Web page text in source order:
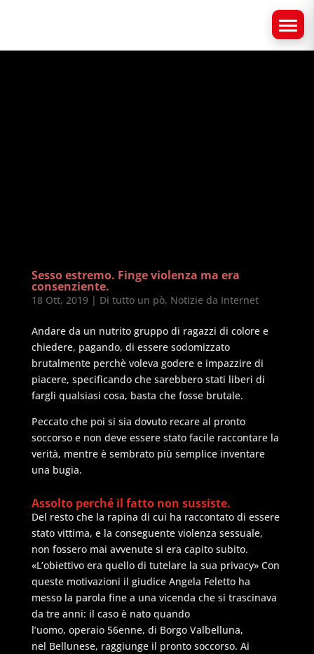
Sesso estremo. Finge violenza ma era
consenziente.
18 Ott, 2019| Di tutto un pò, Notizie da Internet
Andare da un nutrito gruppo di ragazzi di colore e
chiedere, pagando, di essere sodomizzato
brutalmente perchè voleva godere e impazzire di
piacere, specificando che sarebbero stati liberi di
fargli qualsiasi cosa, basta che fosse brutale.
Peccato che poi si sia dovuto recare al pronto
soccorso e non deve essere stato facile raccontare la
verità, mentre è sembrato più semplice inventare
una bugia.
Assolto perché il fatto non sussiste.
Del resto che la rapina di cui ha raccontato di essere
stato vittima, e la conseguente violenza sessuale,
non fossero mai avvenute si era capito subito.
«L’obiettivo era quello di tutelare la sua privacy» Con
queste motivazioni il giudice Angela Feletto ha
messo la parola fine a una vicenda che si trascinava
da tre anni: il caso è nato quando
l’uomo, operaio 56enne, di Borgo Valbelluna,
nel Bellunese, raggiunge il pronto soccorso. Ai